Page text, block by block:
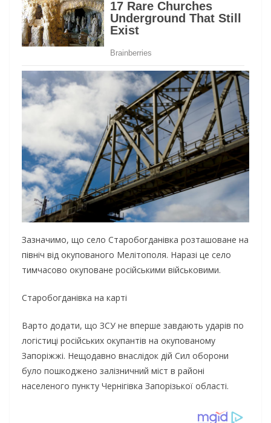
Зазначимо, що село Старобогданівка розташоване на
північ від окупованого Мелітополя. Наразі це село
тимчасово окуповане російськими військовими.
Старобогданівка на карті
Варто додати, що ЗСУ не вперше завдають ударів по
логістиці російських окупантів на окупованому
Запоріжжі. Нещодавно внаслідок дій Сил оборони
було пошкоджено залізничний міст в районі
населеного пункту Чернігівка Запорізької області.